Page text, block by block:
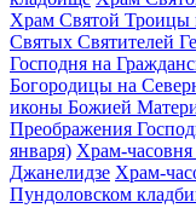
Храм Святой Троицы
Святых Святителей
Господня на
Богородицы на
иконы Божией
Преображения
января) Храм-
Джанелидзе Храм-
Пундоловском